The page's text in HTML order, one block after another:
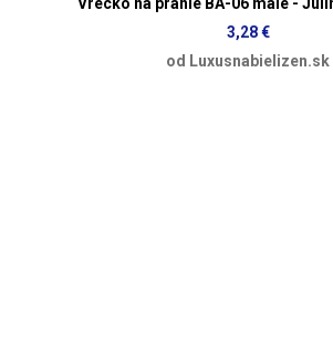
3,28 €
od Luxusnabielizen.sk